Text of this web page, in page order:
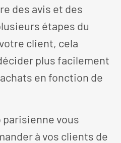
des avis et des
étapes du
client, cela
plus facilement
en fonction de
vous
à vos clients de